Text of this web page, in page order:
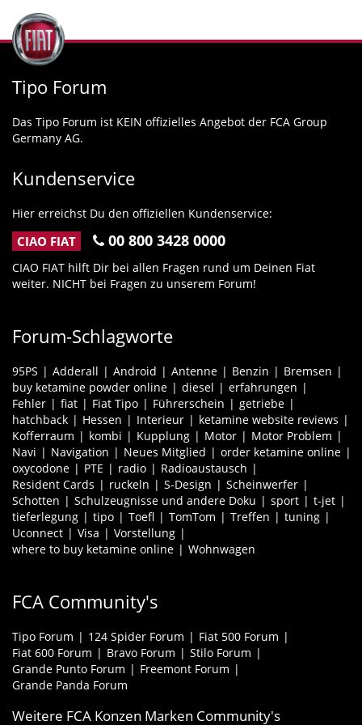
Tipo Forum
Das Tipo Forum ist KEIN offizielles Angebot der FCA Group
Germany AG.
Kundenservice
Hier erreichst Du den offiziellen Kundenservice:
CIAO FIAT 00 800 3428 0000
CIAO FIAT hilft Dir bei allen Fragen rund um Deinen Fiat
weiter. NICHT bei Fragen zu unserem Forum!
Forum-Schlagworte
95PS Adderall Android Antenne Benzin
Bremsen
buy ketamine powder online
diesel
erfahrungen
Fehler
fiat Fiat Tipo Führerschein
getriebe
hatchback
Hessen Interieur
ketamine website reviews
Kofferraum
kombi Kupplung Motor
Motor Problem
Navi
Navigation Neues Mitglied
order ketamine online
oxycodone
PTE radio
Radioaustausch
Resident Cards
ruckeln S-Design
Scheinwerfer
Schotten
Schulzeugnisse und andere Doku sport
t-jet
tieferlegung
tipo Toefl TomTom Treffen
tuning
Uconnect
Visa
Vorstellung
where to buy ketamine online
Wohnwagen
FCA Community's
Tipo Forum 124 Spider Forum
Fiat 500 Forum
Fiat 600 Forum
Bravo Forum
Stilo Forum
Grande Punto Forum
Freemont Forum
Grande Panda Forum
Weitere FCA Konzen Marken Community's